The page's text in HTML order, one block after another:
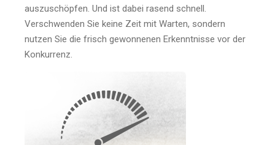
auszuschöpfen. Und ist dabei rasend schnell.
Verschwenden Sie keine Zeit mit Warten, sondern
nutzen Sie die frisch gewonnenen Erkenntnisse vor der
Konkurrenz.